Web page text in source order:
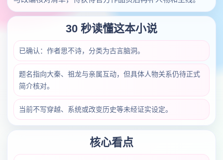
30 秒读懂这本小说
已确认：作者思不诗，分类为古言脑洞。
题名指向大秦、祖龙与亲属互动，但具体人物关系仍待正式
简介核对。
当前不写穿越、系统或改变历史等未经证实设定。
核心看点